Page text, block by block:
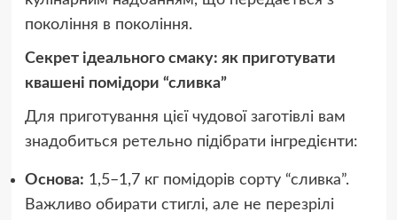
покоління в покоління.
Секрет ідеального смаку: як приготувати
квашені помідори “сливка”
Для приготування цієї чудової заготівлі вам
знадобиться ретельно підібрати інгредієнти:
Основа: 1,5–1,7 кг помідорів сорту “сливка”.
Важливо обирати стиглі, але не перезрілі